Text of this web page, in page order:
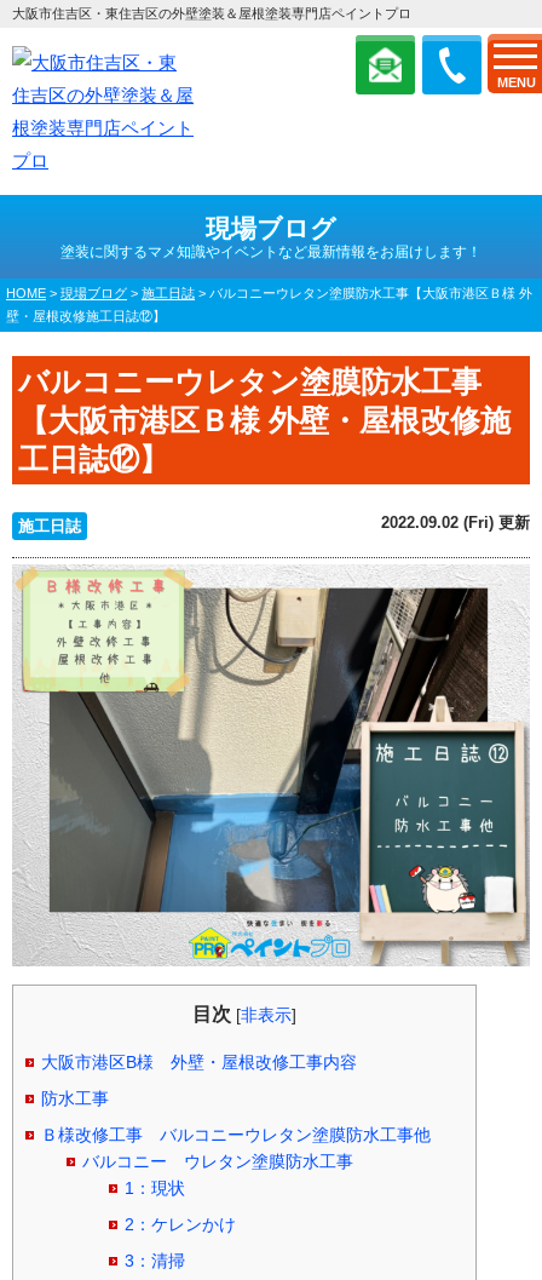
MENU
大阪市住吉区・東住吉区の外壁塗装＆屋根塗装専門店ペイントプロ
現場ブログ
塗装に関するマメ知識やイベントなど最新情報をお届けします！
HOME > 現場ブログ > 施工日誌 > バルコニーウレタン塗膜防水工事【大阪市港区Ｂ様 外
壁・屋根改修施工日誌⑫】
バルコニーウレタン塗膜防水工事
【大阪市港区Ｂ様 外壁・屋根改修施
工日誌⑫】
施工日誌 2022.09.02 (Fri) 更新
目次 [非表示]
大阪市港区B様 外壁・屋根改修工事内容
防水工事
Ｂ様改修工事 バルコニーウレタン塗膜防水工事他
バルコニー ウレタン塗膜防水工事
1：現状
2：ケレンかけ
3：清掃